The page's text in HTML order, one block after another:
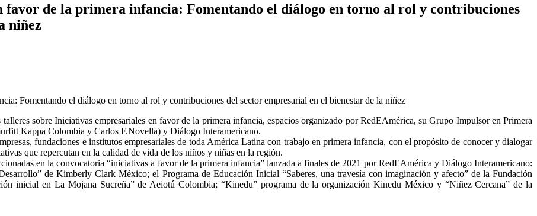
favor de la primera infancia: Fomentando el diálogo en torno al rol y contribuciones
niñez
sobre Iniciativas empresariales en favor de la primera infancia, espacios organizado por RedEAmérica, su Grupo Impulsor en Primera
Kappa Colombia y Carlos F.Novella) y Diálogo Interamericano.
fundaciones e institutos empresariales de toda América Latina con trabajo en primera infancia, con el propósito de conocer y dialogar
que repercutan en la calidad de vida de los niños y niñas en la región.
en la convocatoria “iniciativas a favor de la primera infancia” lanzada a finales de 2021 por RedEAmérica y Diálogo Interamericano:
de Kimberly Clark México; el Programa de Educación Inicial “Saberes, una travesía con imaginación y afecto” de la Fundación
inicial en La Mojana Sucreña” de Aeiotú Colombia; “Kinedu” programa de la organización Kinedu México y “Niñez Cercana” de la